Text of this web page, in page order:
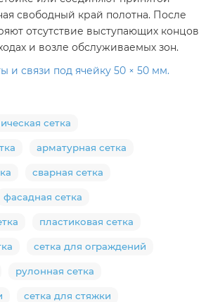
свободный край полотна. После
отсутствие выступающих концов
и возле обслуживаемых зон.
и связи под ячейку 50 × 50 мм.
сетка
арматурная сетка
сварная сетка
фасадная сетка
пластиковая сетка
сетка для ограждений
рулонная сетка
сетка для стяжки